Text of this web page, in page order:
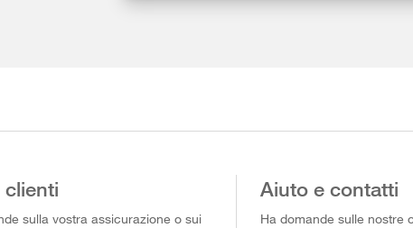
clienti
sulla vostra assicurazione o sui
Aiuto e contatti
Ha domande sulle nostre